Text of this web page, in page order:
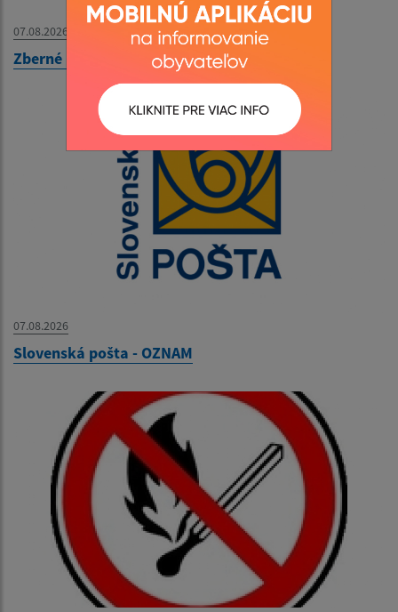
07.08.2026
Zberné miesto - OZNAM
07.08.2026
Slovenská pošta - OZNAM